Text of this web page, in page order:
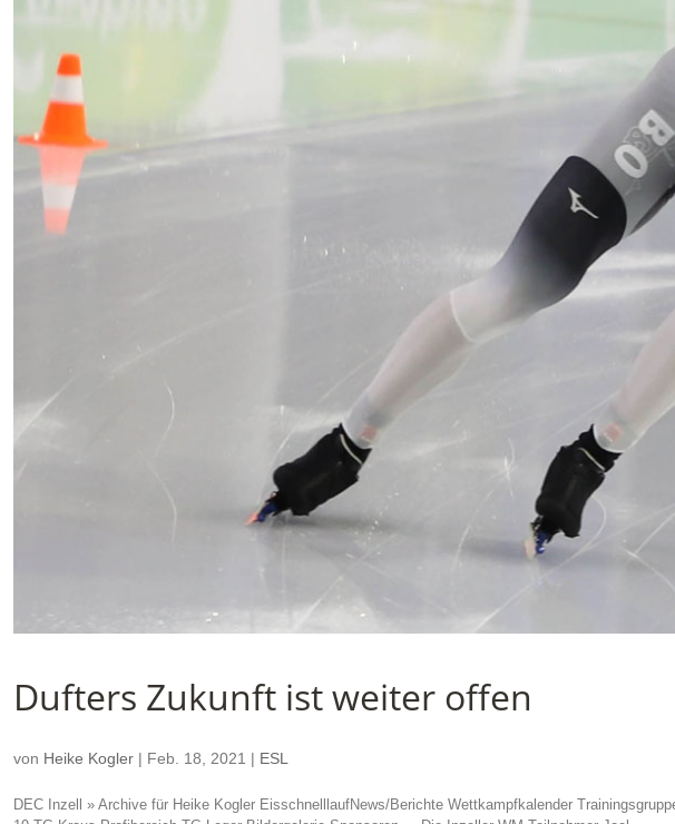
Dufters Zukunft ist weiter offen
von Heike Kogler | Feb. 18, 2021 | ESL
DEC Inzell » Archive für Heike Kogler EisschnelllaufNews/Berichte Wettkampfkalender